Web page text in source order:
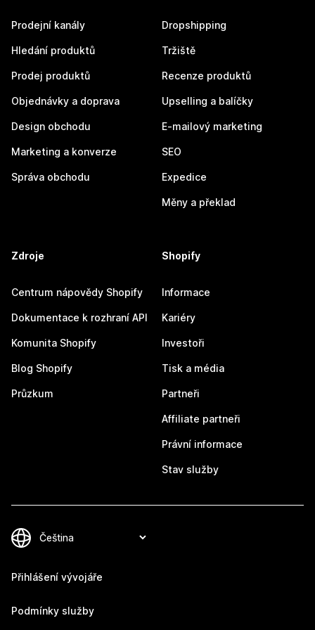
Prodejní kanály
Hledání produktů
Prodej produktů
Objednávky a doprava
Design obchodu
Marketing a konverze
Správa obchodu
Dropshipping
Tržiště
Recenze produktů
Upselling a balíčky
E-mailový marketing
SEO
Expedice
Měny a překlad
Zdroje
Centrum nápovědy Shopify
Dokumentace k rozhraní API
Komunita Shopify
Blog Shopify
Průzkum
Shopify
Informace
Kariéry
Investoři
Tisk a média
Partneři
Affiliate partneři
Právní informace
Stav služby
Přihlášení vývojáře
Podmínky služby